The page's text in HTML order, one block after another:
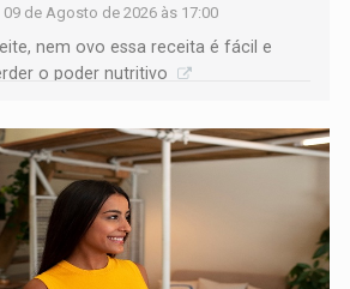
09 de Agosto de 2026 às 17:00
nem ovo essa receita é fácil e
o poder nutritivo